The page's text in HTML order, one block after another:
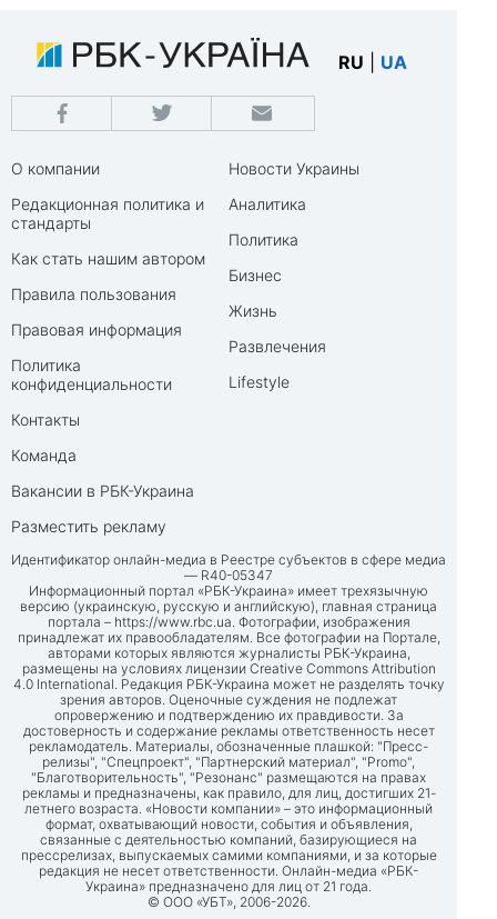
RU UA
О компании
Редакционная политика и
стандарты
Как стать нашим автором
Правила пользования
Правовая информация
Политика
конфиденциальности
Контакты
Команда
Вакансии в РБК-Украина
Разместить рекламу
Новости Украины
Аналитика
Политика
Бизнес
Жизнь
Развлечения
Lifestyle
Идентификатор онлайн-медиа в Реестре субъектов в сфере медиа
— R40-05347
Информационный портал «РБК-Украина» имеет трехязычную
версию (украинскую, русскую и английскую), главная страница
портала – https://www.rbc.ua. Фотографии, изображения
принадлежат их правообладателям. Все фотографии на Портале,
авторами которых являются журналисты РБК-Украина,
размещены на условиях лицензии Creative Commons Attribution
4.0 International. Редакция РБК-Украина может не разделять точку
зрения авторов. Оценочные суждения не подлежат
опровержению и подтверждению их правдивости. За
достоверность и содержание рекламы ответственность несет
рекламодатель. Материалы, обозначенные плашкой: "Пресс-
релизы", "Спецпроект", "Партнерский материал", "Promo",
"Благотворительность", "Резонанс" размещаются на правах
рекламы и предназначены, как правило, для лиц, достигших 21-
летнего возраста. «Новости компании» – это информационный
формат, охватывающий новости, события и объявления,
связанные с деятельностью компаний, базирующиеся на
прессрелизах, выпускаемых самими компаниями, и за которые
редакция не несет ответственности. Онлайн-медиа «РБК-
Украина» предназначено для лиц от 21 года.
© ООО «УБТ», 2006-2026.